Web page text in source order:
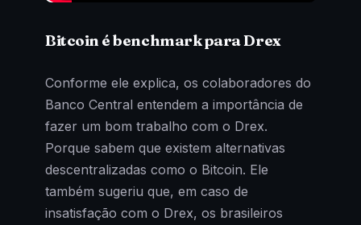
Bitcoin é benchmark para Drex
Conforme ele explica, os colaboradores do
Banco Central entendem a importância de
fazer um bom trabalho com o Drex.
Porque sabem que existem alternativas
descentralizadas como o Bitcoin. Ele
também sugeriu que, em caso de
insatisfação com o Drex, os brasileiros